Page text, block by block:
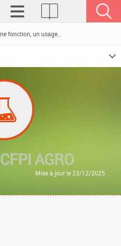
CFPI AGRO
Mise à jour le 23/12/2025